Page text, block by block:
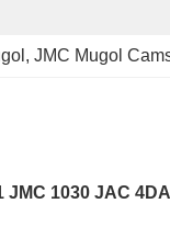
, JMC Mugol
1030 JAC